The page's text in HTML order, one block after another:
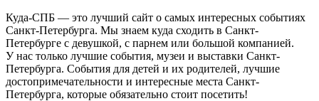
Куда-СПБ — это лучший сайт о самых интересных событиях
Санкт-Петербурга. Мы знаем куда сходить в Санкт-
Петербурге с девушкой, с парнем или большой компанией.
У нас только лучшие события, музеи и выставки Санкт-
Петербурга. События для детей и их родителей, лучшие
достопримечательности и интересные места Санкт-
Петербурга, которые обязательно стоит посетить!